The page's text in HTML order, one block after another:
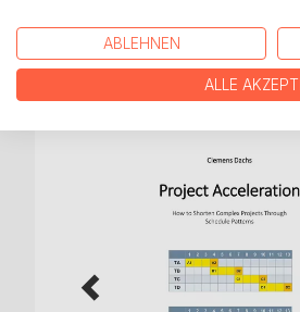
WEITERE
ABLEHNEN
ALLE